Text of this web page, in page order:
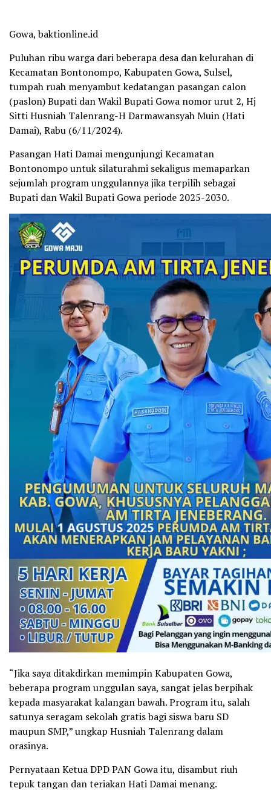
Gowa, baktionline.id
Puluhan ribu warga dari beberapa desa dan kelurahan di
Kecamatan Bontonompo, Kabupaten Gowa, Sulsel,
tumpah ruah menyambut kedatangan pasangan calon
(paslon) Bupati dan Wakil Bupati Gowa nomor urut 2, Hj
Sitti Husniah Talenrang-H Darmawansyah Muin (Hati
Damai), Rabu (6/11/2024).
Pasangan Hati Damai mengunjungi Kecamatan
Bontonompo untuk silaturahmi sekaligus memaparkan
sejumlah program unggulannya jika terpilih sebagai
Bupati dan Wakil Bupati Gowa periode 2025-2030.
“Jika saya ditakdirkan memimpin Kabupaten Gowa,
beberapa program unggulan saya, sangat jelas berpihak
kepada masyarakat kalangan bawah. Program itu, salah
satunya seragam sekolah gratis bagi siswa baru SD
maupun SMP,” ungkap Husniah Talenrang dalam
orasinya.
Pernyataan Ketua DPD PAN Gowa itu, disambut riuh
tepuk tangan dan teriakan Hati Damai menang.